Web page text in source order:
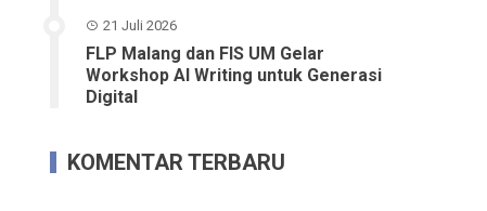
21 Juli 2026
FLP Malang dan FIS UM Gelar
Workshop AI Writing untuk Generasi
Digital
KOMENTAR TERBARU